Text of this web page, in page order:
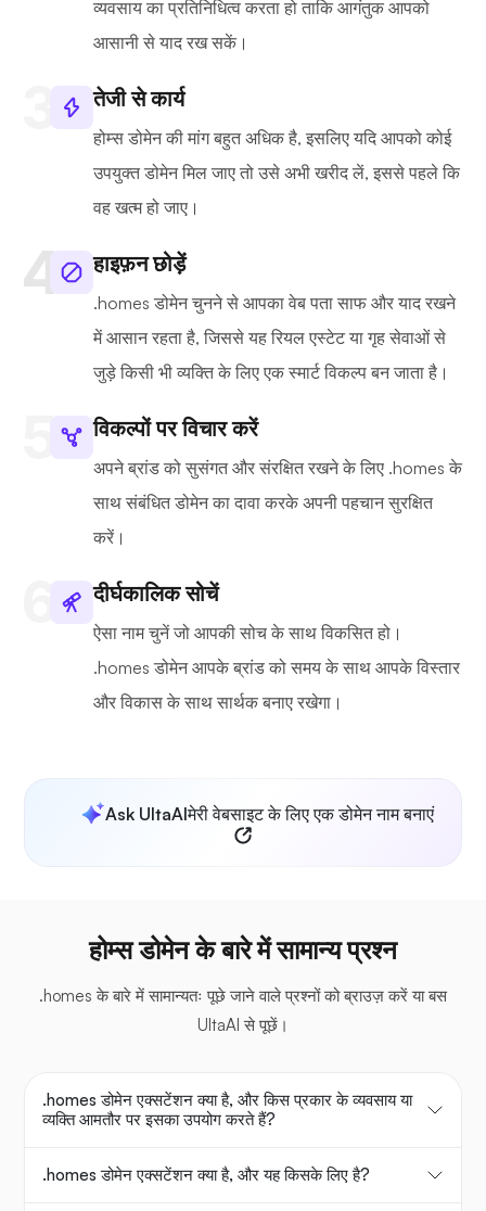
व्यवसाय का प्रतिनिधित्व करता हो ताकि आगंतुक आपको
आसानी से याद रख सकें।
तेजी से कार्य
होम्स डोमेन की मांग बहुत अधिक है, इसलिए यदि आपको कोई
उपयुक्त डोमेन मिल जाए तो उसे अभी खरीद लें, इससे पहले कि
वह खत्म हो जाए।
हाइफ़न छोड़ें
.homes डोमेन चुनने से आपका वेब पता साफ और याद रखने
में आसान रहता है, जिससे यह रियल एस्टेट या गृह सेवाओं से
जुड़े किसी भी व्यक्ति के लिए एक स्मार्ट विकल्प बन जाता है।
विकल्पों पर विचार करें
अपने ब्रांड को सुसंगत और संरक्षित रखने के लिए .homes के
साथ संबंधित डोमेन का दावा करके अपनी पहचान सुरक्षित
करें।
दीर्घकालिक सोचें
ऐसा नाम चुनें जो आपकी सोच के साथ विकसित हो।
.homes डोमेन आपके ब्रांड को समय के साथ आपके विस्तार
और विकास के साथ सार्थक बनाए रखेगा।
Ask UltaAIमेरी वेबसाइट के लिए एक डोमेन नाम बनाएं
होम्स डोमेन के बारे में सामान्य प्रश्न
.homes के बारे में सामान्यतः पूछे जाने वाले प्रश्नों को ब्राउज़ करें या बस
UltaAI से पूछें।
.homes डोमेन एक्सटेंशन क्या है, और किस प्रकार के व्यवसाय या
व्यक्ति आमतौर पर इसका उपयोग करते हैं?
.homes डोमेन एक्सटेंशन क्या है, और यह किसके लिए है?